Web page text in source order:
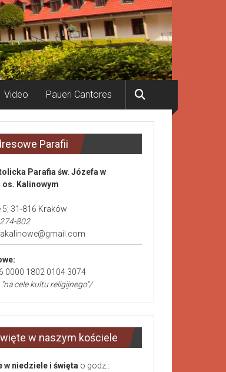
Video Paueri Cantores
Parafii
Parafia św. Józefa w
os. Kalinowym
31-816 Kraków
802
0000 1802 0104 3074
cele kultu religijnego"/
w naszym kościele
w niedziele i święta o godz.: